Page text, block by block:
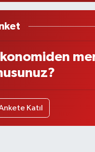
Katıl